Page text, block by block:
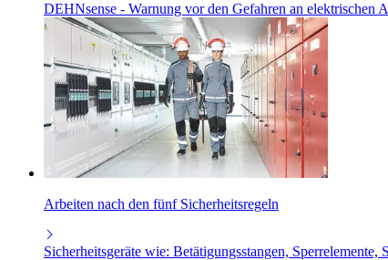
DEHNsense - Warnung vor den Gefahren an elektrischen
Arbeiten nach den fünf Sicherheitsregeln
Sicherheitsgeräte wie: Betätigungsstangen,